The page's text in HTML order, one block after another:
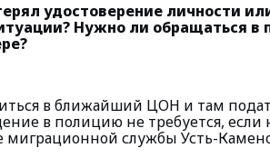
удостоверение личности
Нужно ли обращаться
в ближайший ЦОН и там
в полицию не требуется, если
миграционной службы Усть-